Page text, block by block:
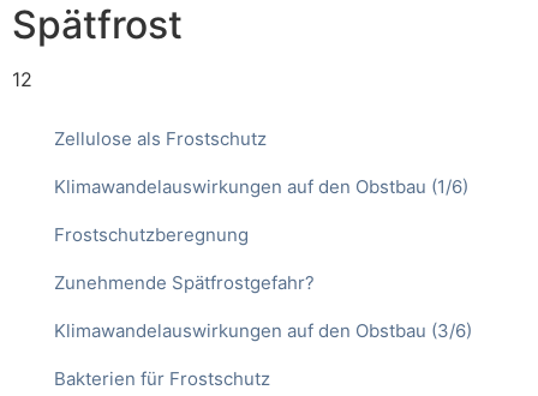
Spätfrost
12
Zellulose als Frostschutz
Klimawandelauswirkungen auf den Obstbau (1/6)
Frostschutzberegnung
Zunehmende Spätfrostgefahr?
Klimawandelauswirkungen auf den Obstbau (3/6)
Bakterien für Frostschutz